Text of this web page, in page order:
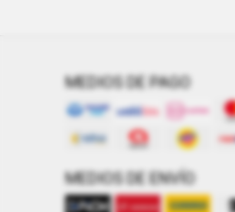
MEDIOS DE PAGO
MEDIOS DE ENVÍO